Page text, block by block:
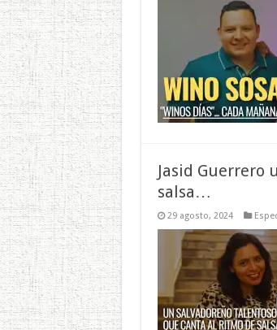
Jasid Guerrero
salsa…
29 agosto, 2024